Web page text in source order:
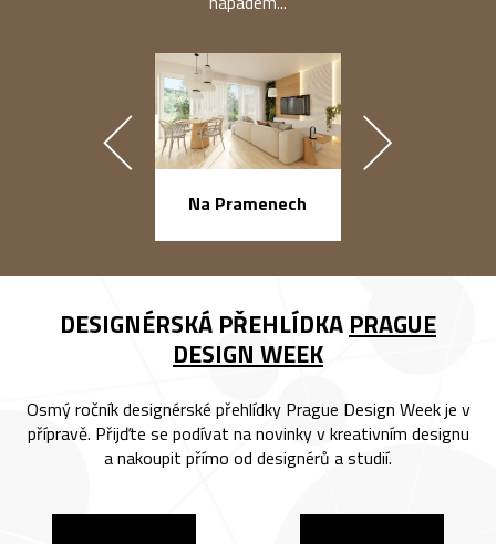
Na Pramenech
DESIGNÉRSKÁ PŘEHLÍDKA PRAGUE
DESIGN WEEK
Osmý ročník designérské přehlídky Prague Design Week je v
přípravě. Přijďte se podívat na novinky v kreativním designu
a nakoupit přímo od designérů a studií.